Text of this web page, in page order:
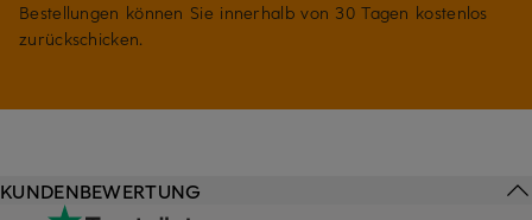
Bestellungen können Sie innerhalb von 30 Tagen kostenlos
zurückschicken.
KUNDENBEWERTUNG